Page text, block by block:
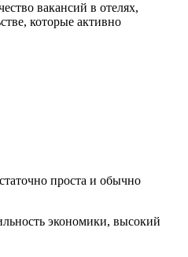
вакансий в отелях,
которые активно
проста и обычно
экономики, высокий